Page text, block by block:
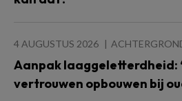
4 AUGUSTUS 2026
Aanpak laaggeletterdheid:
vertrouwen opbouwen bij